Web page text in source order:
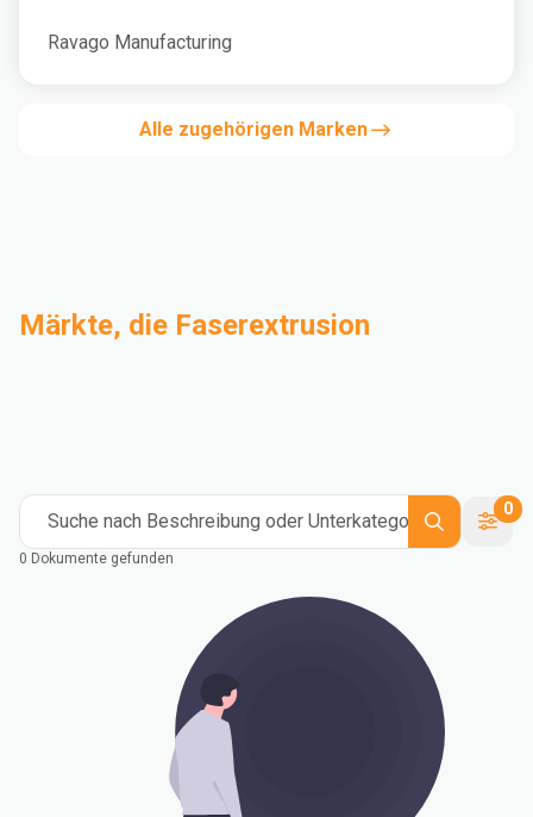
Ravago Manufacturing
Alle zugehörigen Marken
Märkte, die Faserextrusion
Suche nach Beschreibung oder Unterkategorie
0
0 Dokumente gefunden